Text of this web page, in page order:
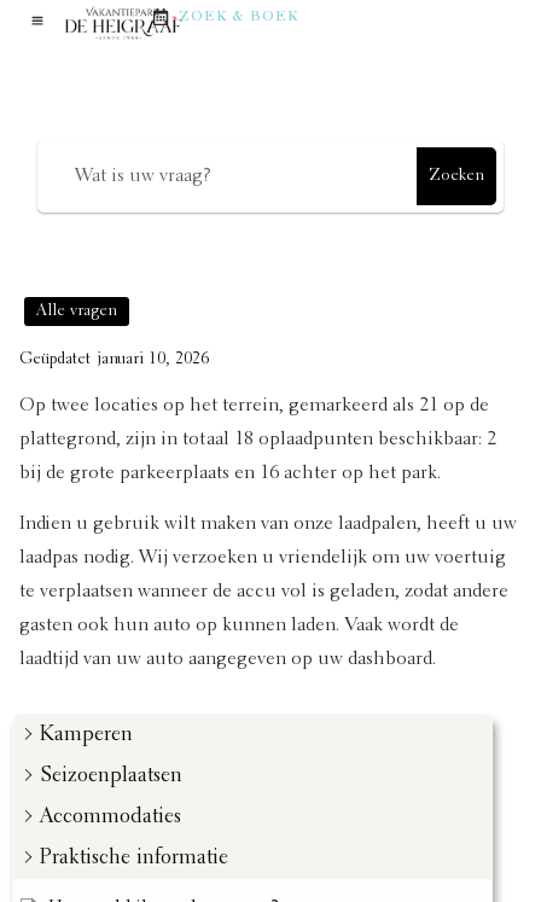
ZOEK & BOEK
Zoeken
Kamperen
Seizoenplaatsen
Accommodaties
Praktische informatie
Alle vragen
Geüpdatet januari 10, 2026
Op twee locaties op het terrein, gemarkeerd als 21 op de
plattegrond, zijn in totaal 18 oplaadpunten beschikbaar: 2
bij de grote parkeerplaats en 16 achter op het park.
Indien u gebruik wilt maken van onze laadpalen, heeft u uw
laadpas nodig. Wij verzoeken u vriendelijk om uw voertuig
te verplaatsen wanneer de accu vol is geladen, zodat andere
gasten ook hun auto op kunnen laden. Vaak wordt de
laadtijd van uw auto aangegeven op uw dashboard.